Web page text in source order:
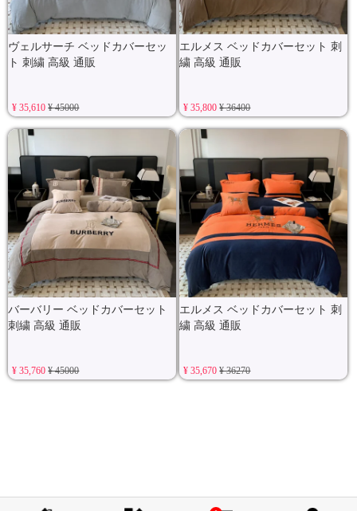
ヴェルサーチ ベッドカバーセッ
ト 刺繍 高級 通販
¥ 35,610¥ 45000
エルメス ベッドカバーセット 刺
繍 高級 通販
¥ 35,800¥ 36400
バーバリー ベッドカバーセット
刺繍 高級 通販
¥ 35,760¥ 45000
エルメス ベッドカバーセット 刺
繍 高級 通販
¥ 35,670¥ 36270